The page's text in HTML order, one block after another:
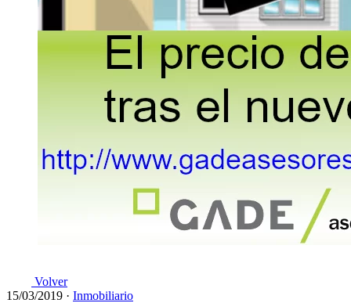
Volver
15/03/2019 · Inmobiliario